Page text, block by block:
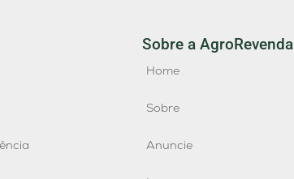
Sobre a AgroRevenda
Home
Sobre
Anuncie